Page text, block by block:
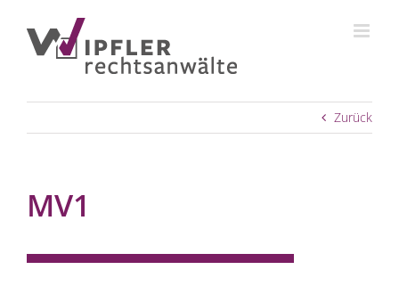
Inhalt
springen
Zurück
MV1